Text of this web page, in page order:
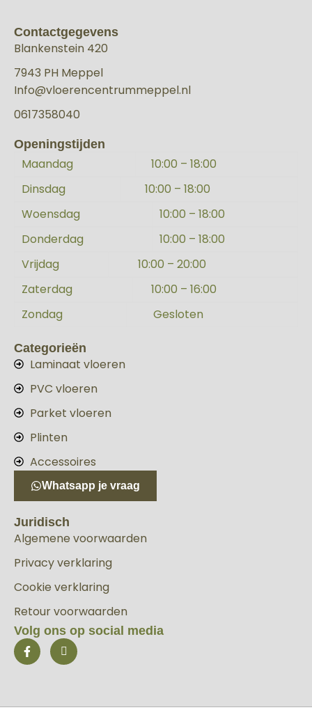
Contactgegevens
Blankenstein 420
7943 PH Meppel
Info@vloerencentrummeppel.nl
0617358040
Openingstijden
Maandag
10:00 – 18:00
Dinsdag
10:00 – 18:00
Woensdag
10:00 – 18:00
Donderdag
10:00 – 18:00
Vrijdag
10:00 – 20:00
Zaterdag
10:00 – 16:00
Zondag
Gesloten
Categorieën
Laminaat vloeren
PVC vloeren
Parket vloeren
Plinten
Accessoires
Whatsapp je vraag
Juridisch
Algemene voorwaarden
Privacy verklaring
Cookie verklaring
Retour voorwaarden
Volg ons op social media